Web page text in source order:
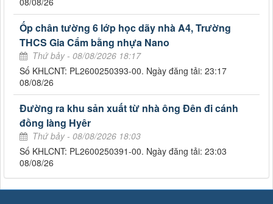
Ốp chân tường 6 lớp học dãy nhà A4, Trường
THCS Gia Cẩm bằng nhựa Nano
Thứ bảy - 08/08/2026 18:17
Số KHLCNT: PL2600250393-00. Ngày đăng tải: 23:17
08/08/26
Đường ra khu sản xuất từ nhà ông Đên đi cánh
đồng làng Hyêr
Thứ bảy - 08/08/2026 18:03
Số KHLCNT: PL2600250391-00. Ngày đăng tải: 23:03
08/08/26